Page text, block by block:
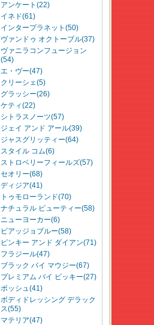
アンケート(22)
イネド(61)
インタープラネット(50)
ヴァンドゥ オクトーブル(37)
ヴァニラコンフュージョン
(54)
エ・ヴー(47)
クリーシェ(5)
グラッシー(26)
ケティ(22)
シトラスノーツ(57)
ジェイ アンド アール(39)
ジャスグリッティー(64)
スタイル コム(6)
ストロベリーフィールズ(57)
セオリー(68)
ディジア(41)
トゥモローランド(70)
ナチュラル ビューティー(58)
ニューヨーカー(6)
ビアッジョブルー(58)
ピンキー アンド ダイアン(71)
フラジール(47)
ブラック バイ マウジー(67)
プレミアム バイ ビッキー(27)
ボッシュ(41)
ボディドレッシング デラック
ス(55)
マテリア(47)